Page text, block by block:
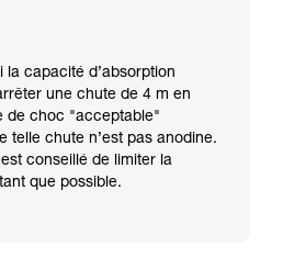
la capacité d’absorption
une chute de 4 m en
de choc "acceptable"
telle chute n’est pas anodine.
conseillé de limiter la
que possible.